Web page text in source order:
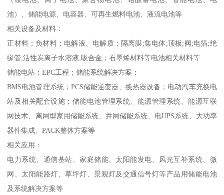
池）、储能电源、电容器、可再生燃料电池、液流电池等
相关设备及材料：
正材料；负材料；电解液、电解质；隔离膜;集电体;顶板;阀;电箔;绝
缘管;活性炭离子水溶液;吸合金；石墨烯材料等电池相关材料等
储能电站；EPC工程；储能系统解决方案：
BMS电池管理系统；PCS储能逆变器、换热器设备；电动汽车充换电
站及相关配套设施；储能电池管理系统、能源管理系统、能源互联
网技术、离网型家用储能系统、并网储能系统、电UPS系统、大功率
器件集成、PACK整体方案等
相关应用：
电力系统、通信基站、家庭储能、太阳能发电、风光互补系统、微
网、太阳能路灯、草坪灯、景观灯及交通信号灯等产品用储能电池
及系统解决方案等